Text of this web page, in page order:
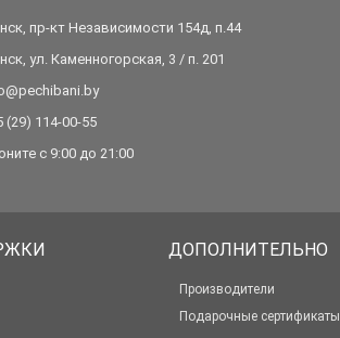
пр-кт Независимости 154д, п.44
ул. Каменногорская, 3 / п. 201
(29) 114-00-55
с 9:00 до 21:00
ДОПОЛНИТЕЛЬНО
Производители
Подарочные сертификаты